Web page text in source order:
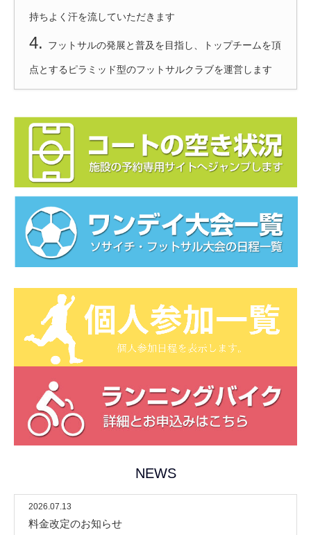
持ちよく汗を流していただきます
4. フットサルの発展と普及を目指し、トップチームを頂
点とするピラミッド型のフットサルクラブを運営します
NEWS
2026.07.13
料金改定のお知らせ